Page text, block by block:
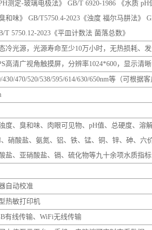
度、臭和味、肉眼可见物、pH值、总硬度、溶
硝酸盐、氨氮、铝、铁、锰、铜、锌、砷、六
盐、亚硝酸盐、镉、硫化物等九十余项水质指
自动校准
热敏打印机
有线传输、WiFi无线传输
上传至云平台，手机、电脑端可实时查看数据
大容量锂电池
＞48小时，支持连续高强度作业，充电时长约4
≥20000条，数据可随时调取、查看